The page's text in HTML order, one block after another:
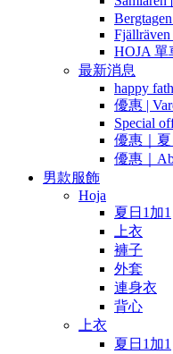
HOJA 單
最新消息
happy
優惠 |
Special
優惠｜夏
優惠｜
男款服飾
Hoja
夏日1加1
上衣
褲子
外套
連身衣
背心
上衣
夏日1加1